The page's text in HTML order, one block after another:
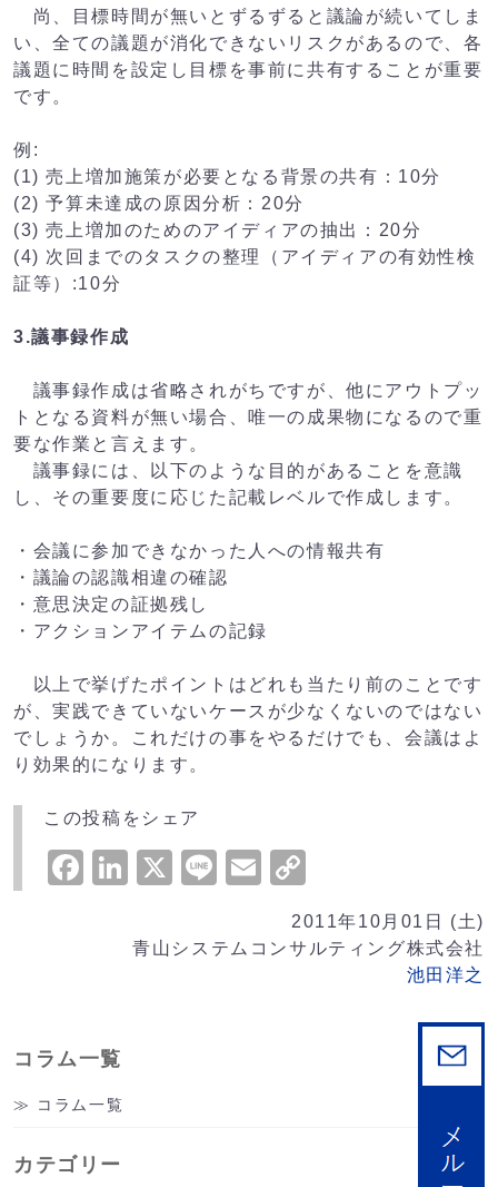
尚、目標時間が無いとずるずると議論が続いてしま
い、全ての議題が消化できないリスクがあるので、各
議題に時間を設定し目標を事前に共有することが重要
です。
例:
(1) 売上増加施策が必要となる背景の共有：10分
(2) 予算未達成の原因分析：20分
(3) 売上増加のためのアイディアの抽出：20分
(4) 次回までのタスクの整理（アイディアの有効性検
証等）:10分
3.議事録作成
議事録作成は省略されがちですが、他にアウトプッ
トとなる資料が無い場合、唯一の成果物になるので重
要な作業と言えます。
議事録には、以下のような目的があることを意識
し、その重要度に応じた記載レベルで作成します。
・会議に参加できなかった人への情報共有
・議論の認識相違の確認
・意思決定の証拠残し
・アクションアイテムの記録
以上で挙げたポイントはどれも当たり前のことです
が、実践できていないケースが少なくないのではない
でしょうか。これだけの事をやるだけでも、会議はよ
り効果的になります。
この投稿をシェア
Facebook
LinkedIn
X LineEmail
Link
2011年10月01日 (土)
青山システムコンサルティング株式会社
池田洋之
コラム一覧
コラム一覧
カテゴリー